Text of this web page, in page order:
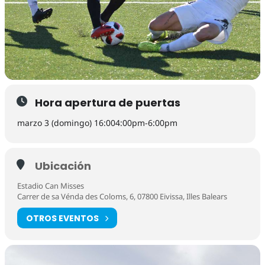
Hora apertura de puertas
marzo 3 (domingo) 16:004:00pm-6:00pm
Ubicación
Estadio Can Misses
Carrer de sa Vénda des Coloms, 6, 07800 Eivissa, Illes Balears
OTROS EVENTOS